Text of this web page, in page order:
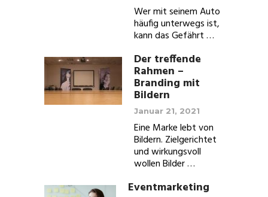
Wer mit seinem Auto
häufig unterwegs ist,
kann das Gefährt …
Der treffende
Rahmen –
Branding mit
Bildern
Januar 21, 2021
Eine Marke lebt von
Bildern. Zielgerichtet
und wirkungsvoll
wollen Bilder …
Eventmarketing